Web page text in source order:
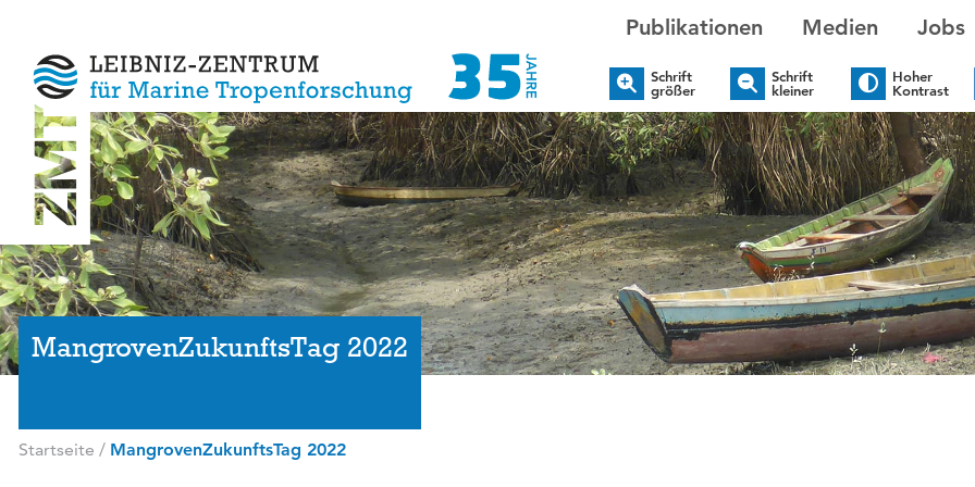
Publikationen Medien Jobs
Schrift
größer
Schrift
kleiner
Hoher
Kontrast
MangrovenZukunftsTag 2022
Startseite / MangrovenZukunftsTag 2022